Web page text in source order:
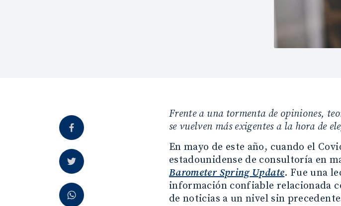
Frente a una tormenta de opiniones,
se vuelven más exigentes a la hora de
En mayo de este año, cuando el
estadounidense de consultoría en
Barometer Spring Update. Fue una
información confiable relacionada
de noticias a un nivel sin